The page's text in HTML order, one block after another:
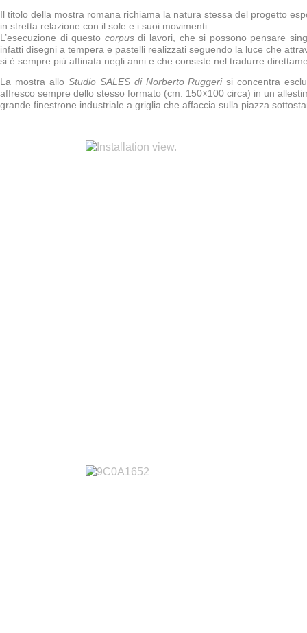
Il titolo della mostra romana richiama la natura stessa del progetto
in stretta relazione con il sole e i suoi movimenti.
L’esecuzione di questo corpusdi lavori, che si possono pensare
infatti disegni a tempera e pastelli realizzati seguendo la luce che
si è sempre più affinata negli anni e che consiste nel tradurre
La mostra allo Studio SALES di Norberto Ruggerisi concentra
affresco sempre dello stesso formato (cm. 150×100 circa) in un
grande finestrone industriale a griglia che affaccia sulla piazza